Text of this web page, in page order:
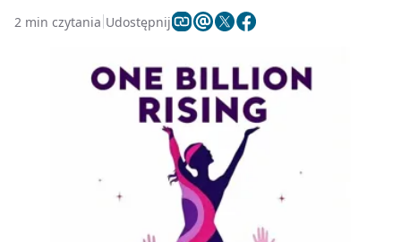
2 min czytania Udostępnij